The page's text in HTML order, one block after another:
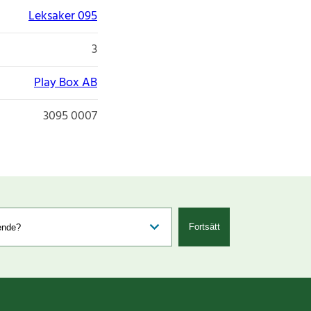
Leksaker 095
3
Play Box AB
3095 0007
Fortsätt